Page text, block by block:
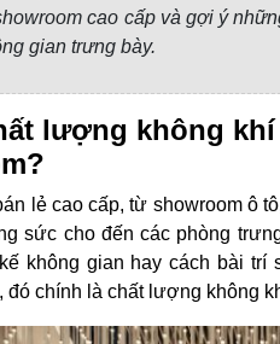
cao cấp và gợi ý
gian trưng bày.
lượng không
lẻ cao cấp, từ showroom ô
sức cho đến các phòng
không gian hay cách bài
đó chính là chất lượng không